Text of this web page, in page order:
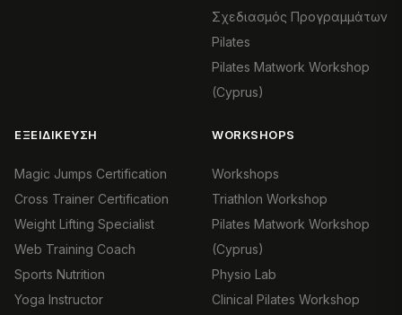
Σχεδιασμός Προγραμμάτων
Pilates
Pilates Matwork Workshop
(Cyprus)
ΕΞΕΙΔΊΚΕΥΣΗ
Magic Jumps Certification
Cross Trainer Certification
Weight Lifting Specialist
Web Training Coach
Sports Nutrition
Yoga Instructor
WORKSHOPS
Workshops
Triathlon Workshop
Pilates Matwork Workshop
(Cyprus)
Physio Lab
Clinical Pilates Workshop